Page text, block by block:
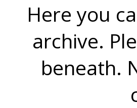
Here you
archive.
beneath.